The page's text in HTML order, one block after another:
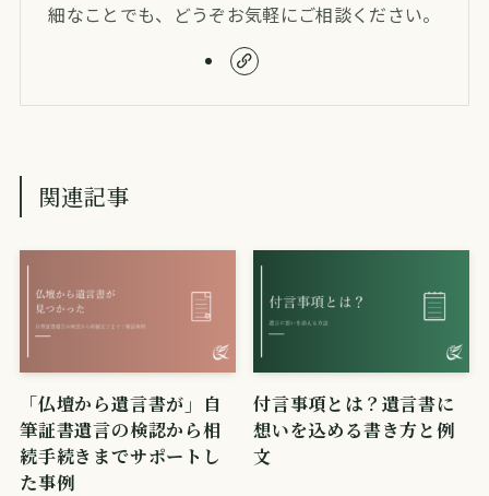
細なことでも、どうぞお気軽にご相談ください。
関連記事
「仏壇から遺言書が」自
筆証書遺言の検認から相
続手続きまでサポートし
た事例
付言事項とは？遺言書に
想いを込める書き方と例
文